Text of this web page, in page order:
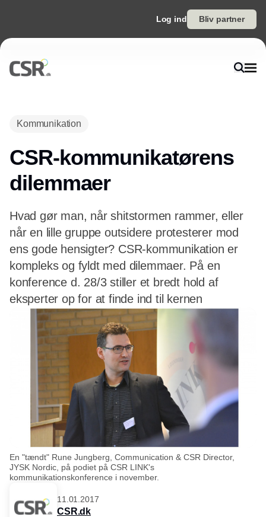
Log ind Bliv partner
Kommunikation
CSR-kommunikatørens
dilemmaer
Hvad gør man, når shitstormen rammer, eller
når en lille gruppe outsidere protesterer mod
ens gode hensigter? CSR-kommunikation er
kompleks og fyldt med dilemmaer. På en
konference d. 28/3 stiller et bredt hold af
eksperter op for at finde ind til kernen
En "tændt" Rune Jungberg, Communication & CSR Director,
JYSK Nordic, på podiet på CSR LINK's
kommunikationskonference i november.
11.01.2017
CSR.dk